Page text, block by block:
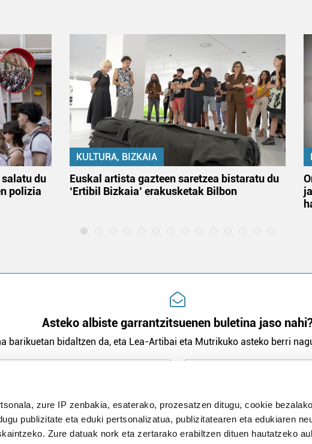
zure IP zenbakia, esaterako, prozesatzen ditugu, cookie
publizitate eta eduki pertsonalizatua, publizitatearen eta edukiaren
Zure datuak nork eta zertarako erabiltzen dituen hautatzeko
du
polizia
KULTURA, BIZKAIA
Euskal artista gazteen saretzea bistaratu du
‘Ertibil Bizkaia’ erakusketak Bilbon
Asteko albiste garrantzitsuenen buletina jaso
barikuetan bidaltzen da, eta Lea-Artibai eta Mutrikuko asteko berri